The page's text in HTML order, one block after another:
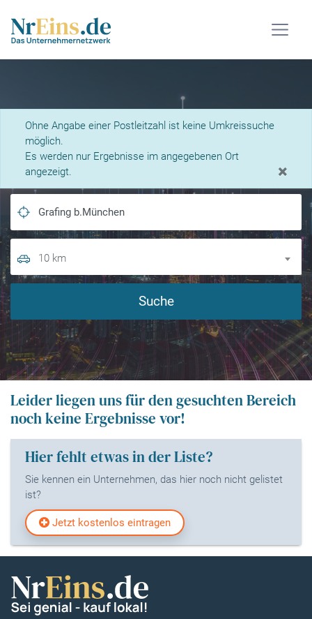
Ohne Angabe einer Postleitzahl ist keine Umkreissuche
möglich.
Es werden nur Ergebnisse im angegebenen Ort
angezeigt.
×
Was suchen Sie?
10 km
Suche
Leider liegen uns für den gesuchten Bereich
noch keine Ergebnisse vor!
Hier fehlt etwas in der Liste?
Sie kennen ein Unternehmen, das hier noch nicht gelistet
ist?
Jetzt kostenlos eintragen